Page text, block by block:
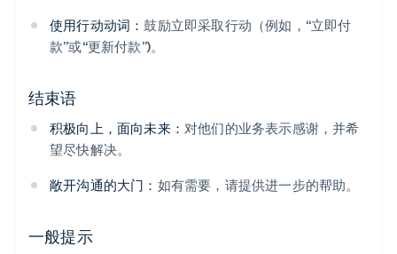
使用行动动词：鼓励立即采取行动（例如，“立即付
款”或“更新付款”)。
结束语
积极向上，面向未来： 对他们的业务表示感谢，并希
望尽快解决。
敞开沟通的大门： 如有需要，请提供进一步的帮助。
一般提示